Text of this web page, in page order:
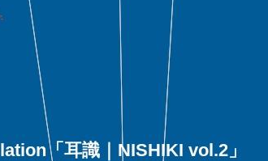
「耳識｜NISHIKI vol.2」